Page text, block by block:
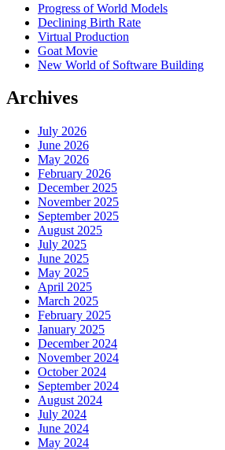
Progress of World Models
Declining Birth Rate
Virtual Production
Goat Movie
New World of Software Building
Archives
July 2026
June 2026
May 2026
February 2026
December 2025
November 2025
September 2025
August 2025
July 2025
June 2025
May 2025
April 2025
March 2025
February 2025
January 2025
December 2024
November 2024
October 2024
September 2024
August 2024
July 2024
June 2024
May 2024